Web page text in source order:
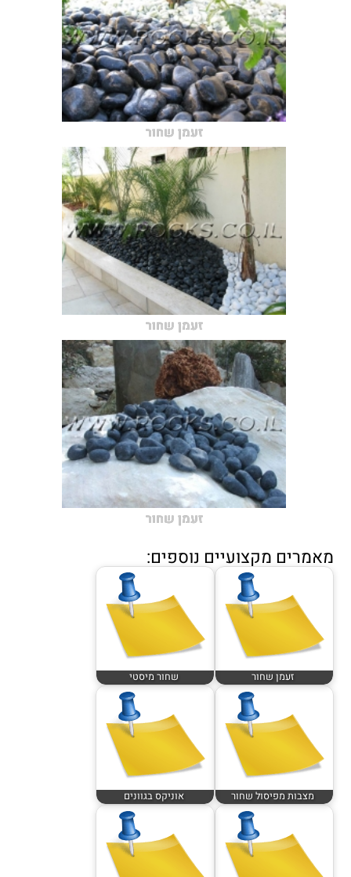
זעמן שחור
זעמן שחור
זעמן שחור
מאמרים מקצועיים נוספים:
זעמן שחור שחור מיסטי
מצבות מפיסול שחור אוניקס בגוונים